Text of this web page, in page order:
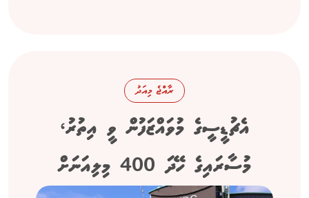
ރާއްޖެ މިއަދު
އެޗުޑީސީގެ މުވައްޒަފުން ވީ އިތުރު،
މުސާރައިގެ ހޭދަ 400 މިލިއަނަށް